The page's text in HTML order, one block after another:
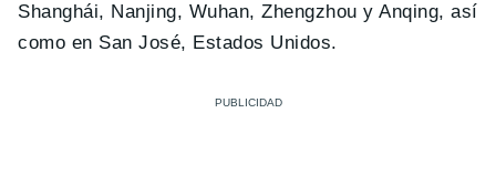
Shanghái, Nanjing, Wuhan, Zhengzhou y Anqing, así
como en San José, Estados Unidos.